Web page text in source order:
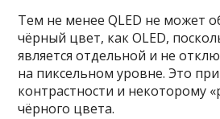
Тем не менее QLED не может
чёрный цвет, как OLED,
является отдельной и не
на пиксельном уровне. Это
контрастности и некоторому
чёрного цвета.